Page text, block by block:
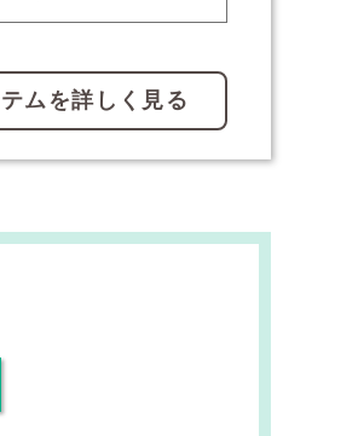
ムを詳しく見る